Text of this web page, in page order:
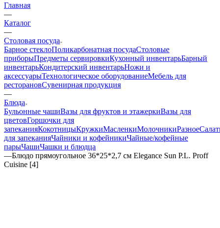
Главная
—
Каталог
—
Столовая посуда
Барное стеклоПоликарбонатная посудаСтоловые
приборыПредметы сервировкиКухонный инвентарьБарный
инвентарьКондитерский инвентарьНожи и
аксессуарыТехнологическое оборудованиеМебель для
ресторановСувенирная продукция
—
Блюда
Бульонные чашиВазы для фруктов и этажеркиВазы для
цветовГоршочки для
запеканияКокотницыКружкиМасленкиМолочникиРазное
для запеканияЧайники и кофейникиЧайные/кофейные
парыЧашиЧашки и блюдца
—Блюдо прямоугольное 36*25*2,7 см Elegance Sun P.L. Proff
Cuisine [4]